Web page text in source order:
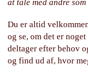
at tale med andre
Du er altid
og se, om det er
deltager efter behov
og find ud af, hvor